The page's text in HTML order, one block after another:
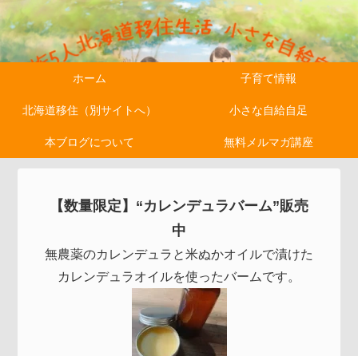
ホーム 子育て情報
北海道移住（別サイトへ） 小さな自給自足
本ブログについて 無料メルマガ講座
【数量限定】“カレンデュラバーム”販売
中
無農薬のカレンデュラと米ぬかオイルで漬けた
カレンデュラオイルを使ったバームです。